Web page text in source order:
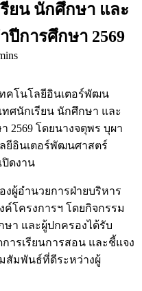
ยน นักศึกษา และ
ปีการศึกษา 2569
ทคโนโลยีอินเตอร์พัฒน
ศนักเรียน นักศึกษา และ
2569 โดยนางจตุพร บุผา
ยีอินเตอร์พัฒนศาสตร์
ปิดงาน
ผู้อำนวยการฝ่ายบริหาร
โครงการฯ โดยกิจกรรม
า และผู้ปกครองได้รับ
ารเรียนการสอน และชี้แจง
สัมพันธ์ที่ดีระหว่างผู้